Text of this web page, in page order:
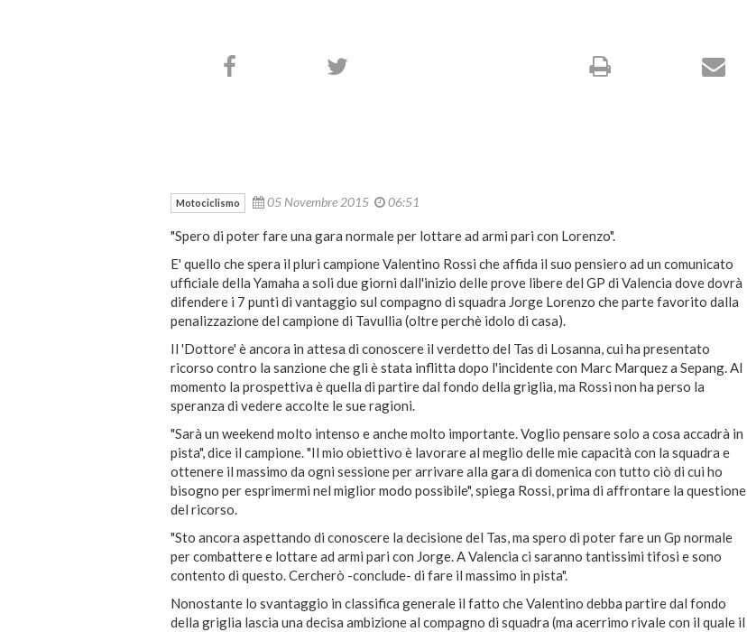
Motociclismo 05 Novembre 2015 06:51
"Spero di poter fare una gara normale per lottare ad armi pari con Lorenzo".
E' quello che spera il pluri campione Valentino Rossi che affida il suo pensiero ad un comunicato
ufficiale della Yamaha a soli due giorni dall'inizio delle prove libere del GP di Valencia dove dovrà
difendere i 7 punti di vantaggio sul compagno di squadra Jorge Lorenzo che parte favorito dalla
penalizzazione del campione di Tavullia (oltre perchè idolo di casa).
Il 'Dottore' è ancora in attesa di conoscere il verdetto del Tas di Losanna, cui ha presentato
ricorso contro la sanzione che gli è stata inflitta dopo l'incidente con Marc Marquez a Sepang. Al
momento la prospettiva è quella di partire dal fondo della griglia, ma Rossi non ha perso la
speranza di vedere accolte le sue ragioni.
"Sarà un weekend molto intenso e anche molto importante. Voglio pensare solo a cosa accadrà in
pista", dice il campione. "Il mio obiettivo è lavorare al meglio delle mie capacità con la squadra e
ottenere il massimo da ogni sessione per arrivare alla gara di domenica con tutto ciò di cui ho
bisogno per esprimermi nel miglior modo possibile", spiega Rossi, prima di affrontare la questione
del ricorso.
"Sto ancora aspettando di conoscere la decisione del Tas, ma spero di poter fare un Gp normale
per combattere e lottare ad armi pari con Jorge. A Valencia ci saranno tantissimi tifosi e sono
contento di questo. Cercherò -conclude- di fare il massimo in pista".
Nonostante lo svantaggio in classifica generale il fatto che Valentino debba partire dal fondo
della griglia lascia una decisa ambizione al compagno di squadra (ma acerrimo rivale con il quale il